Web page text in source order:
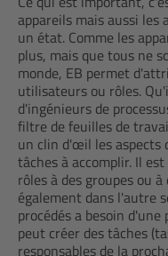
appareils mais aussi
un état. Comme les
plus, mais que tous ne
monde, EB permet
utilisateurs ou rôles.
d'ingénieurs de
filtre de feuilles de
un clin d'œil les aspects
tâches à accomplir. Il
rôles à des groupes ou
également dans l'autre
procédés a besoin
peut créer des tâches
responsables de la